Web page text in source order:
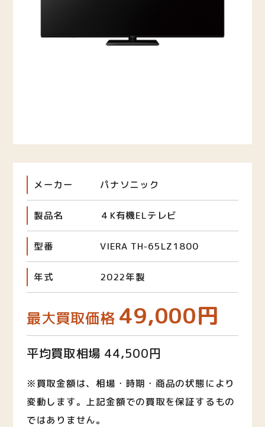
メーカー パナソニック
製品名 ４K有機ELテレビ
型番 VIERA TH-65LZ1800
年式 2022年製
最大買取価格 49,000円
平均買取相場 44,500円
※買取金額は、相場・時期・商品の状態により
変動します。上記金額での買取を保証するもの
ではありません。